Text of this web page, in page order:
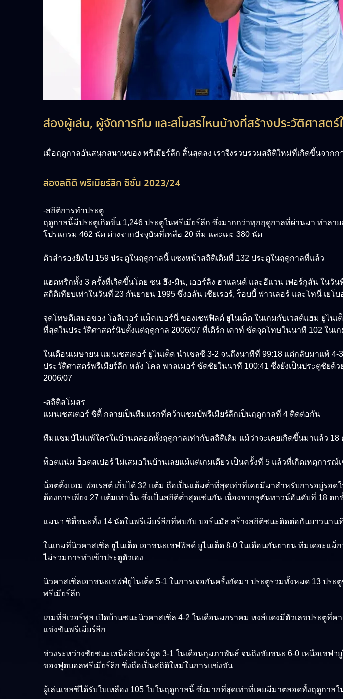
ส่องผู้เล่น, ผู้จัดการทีม และสโมสรไหนบ้างที่สร้างประวัติศาสต
เมื่อฤดูกาลอันสนุกสนานของ พรีเมียร์ลีก สิ้นสุดลง เราจึงรวบรวมสถิติใหม่ที่เกิดขึ้นจาก
ส่องสถิติ พรีเมียร์ลีก ซีซั่น 2023/24
-สถิติการทำประตู
ฤดูกาลนี้มีประตูเกิดขึ้น 1,246 ประตูในพรีเมียร์ลีก ซึ่งมากกว่าทุกฤดูกาลที่ผ่านมา ทำล
โปรแกรม 462 นัด ต่างจากปัจจุบันที่เหลือ 20 ทีม และเตะ 380 นัด
ตัวสำรองยิงไป 159 ประตูในฤดูกาลนี้ แซงหน้าสถิติเดิมที่ 132 ประตูในฤดูกาลที่แล้ว
แฮตทริกทั้ง 3 ครั้งที่เกิดขึ้นโดย ซน ฮึง-มิน, เออร์ลิง ฮาแลนด์ และอีแวน เฟอร์กูสัน ใน
สถิติเทียบเท่าในวันที่ 23 กันยายน 1995 ซึ่งอลัน เชียเรอร์, ร็อบบี้ ฟาวเลอร์ และโทนี่ เย
จุดโทษตีเสมอของ โอลิเวอร์ แม็คเบอร์นี่ ของเชฟฟิลด์ ยูไนเต็ด ในเกมกับเวสต์แฮม ยูไ
ที่สุดในประวัติศาสตร์นับตั้งแต่ฤดูกาล 2006/07 ที่เดิร์ก เคาท์ ซัดจุดโทษในนาที 102 ในเ
ในเดือนเมษายน แมนเชสเตอร์ ยูไนเต็ด นำเชลซี 3-2 จนถึงนาทีที่ 99:18 แต่กลับมาแ
ประวัติศาสตร์พรีเมียร์ลีก หลัง โคล พาลเมอร์ ซัดชัยในนาที 100:41 ซึ่งยังเป็นประตูชั
2006/07
-สถิติสโมสร
แมนเชสเตอร์ ซิตี้ กลายเป็นทีมแรกที่คว้าแชมป์พรีเมียร์ลีกเป็นฤดูกาลที่ 4 ติดต่อกัน
ทีมแชมป์ไม่แพ้ใครในบ้านตลอดทั้งฤดูกาลเท่ากับสถิติเดิม แม้ว่าจะเคยเกิดขึ้นมาแล้ว 18
ท็อตแน่ม ฮ็อตสเปอร์ ไม่เสมอในบ้านเลยแม้แต่เกมเดียว เป็นครั้งที่ 5 แล้วที่เกิดเหตุการณ์
น็อตติ้งแฮม ฟอเรสต์ เก็บได้ 32 แต้ม ถือเป็นแต้มต่ำที่สุดเท่าที่เคยมีมาสำหรับการอยู่ร
ต้องการเพียง 27 แต้มเท่านั้น ซึ่งเป็นสถิติต่ำสุดเช่นกัน เนื่องจากลูตันทาวน์อันดับที่ 18 ต
แมนฯ ซิตี้ชนะทั้ง 14 นัดในพรีเมียร์ลีกที่พบกับ บอร์นมัธ สร้างสถิติชนะติดต่อกันยาวนานที่
ในเกมที่นิวคาสเซิ่ล ยูไนเต็ด เอาชนะเชฟฟิลด์ ยูไนเต็ด 8-0 ในเดือนกันยายน ทีมเดอะ
ไม่รวมการทำเข้าประตูตัวเอง
นิวคาสเซิ่ลเอาชนะเชฟฟ์ยูไนเต็ด 5-1 ในการเจอกันครั้งถัดมา ประตูรวมทั้งหมด 13 ป
พรีเมียร์ลีก
เกมที่ลิเวอร์พูล เปิดบ้านชนะนิวคาสเซิ่ล 4-2 ในเดือนมกราคม หงส์แดงมีตัวเลขประตูที่
แข่งขันพรีเมียร์ลีก
ช่วงระหว่างชัยชนะเหนือลิเวอร์พูล 3-1 ในเดือนกุมภาพันธ์ จนถึงชัยชนะ 6-0 เหนือเชฟ
ของฟุตบอลพรีเมียร์ลีก ซึ่งถือเป็นสถิติใหม่ในการแข่งขัน
ผู้เล่นเชลซีได้รับใบเหลือง 105 ใบในฤดูกาลนี้ ซึ่งมากที่สุดเท่าที่เคยมีมาตลอดทั้งฤดูกาลใ